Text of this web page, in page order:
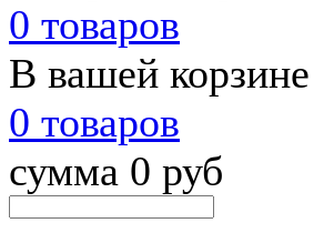
0 товаров
В вашей корзине
0 товаров
сумма 0 руб